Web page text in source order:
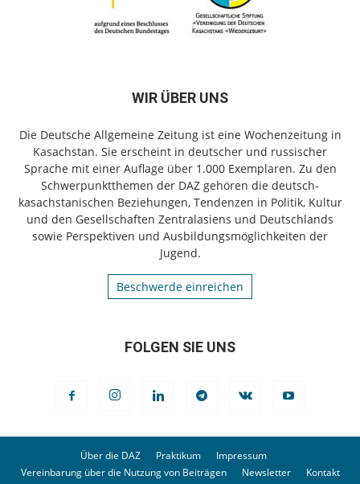
WIR ÜBER UNS
Die Deutsche Allgemeine Zeitung ist eine Wochenzeitung in
Kasachstan. Sie erscheint in deutscher und russischer
Sprache mit einer Auflage über 1.000 Exemplaren. Zu den
Schwerpunktthemen der DAZ gehören die deutsch-
kasachstanischen Beziehungen, Tendenzen in Politik, Kultur
und den Gesellschaften Zentralasiens und Deutschlands
sowie Perspektiven und Ausbildungsmöglichkeiten der
Jugend.
Beschwerde einreichen
FOLGEN SIE UNS
Über die DAZ Praktikum
Impressum
Vereinbarung über die Nutzung von Beiträgen
Newsletter Kontakt